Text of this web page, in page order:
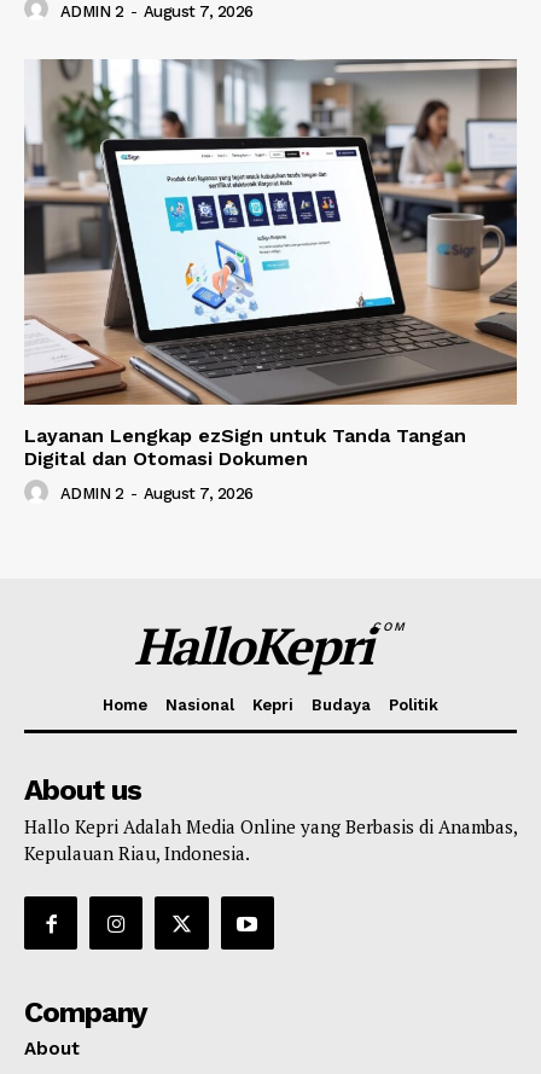
ADMIN 2 - August 7, 2026
Layanan Lengkap ezSign untuk Tanda Tangan
Digital dan Otomasi Dokumen
ADMIN 2 - August 7, 2026
HalloKepriCOM
Home Nasional Kepri Budaya Politik
About us
Hallo Kepri Adalah Media Online yang Berbasis di Anambas,
Kepulauan Riau, Indonesia.
Company
About